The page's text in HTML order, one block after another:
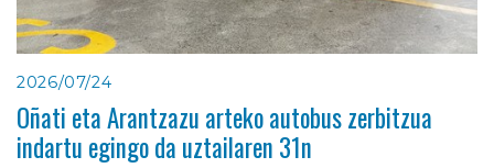
2026/07/24
Oñati eta Arantzazu arteko autobus zerbitzua
indartu egingo da uztailaren 31n